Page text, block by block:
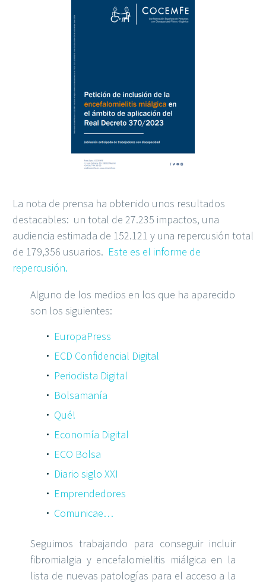
La nota de prensa ha obtenido unos resultados
destacables: un total de 27.235 impactos, una
audiencia estimada de 152.121 y una repercusión total
de 179,356 usuarios. Este es el informe de
repercusión.
Alguno de los medios en los que ha aparecido
son los siguientes:
EuropaPress
ECD Confidencial Digital
Periodista Digital
Bolsamanía
Qué!
Economía Digital
ECO Bolsa
Diario siglo XXI
Emprendedores
Comunicae…
Seguimos trabajando para conseguir incluir
fibromialgia y encefalomielitis miálgica en la
lista de nuevas patologías para el acceso a la